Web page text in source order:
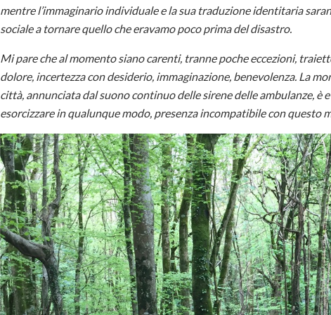
mentre l’immaginario individuale e la sua traduzione identitaria
sociale a tornare quello che eravamo poco prima del disastro.
Mi pare che al momento siano carenti, tranne poche eccezioni,
dolore, incertezza con desiderio, immaginazione, benevolenza. La
città, annunciata dal suono continuo delle sirene delle ambulanze, è
esorcizzare in qualunque modo, presenza incompatibile con questo